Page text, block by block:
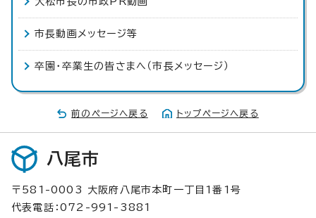
市長動画メッセージ等
卒園・卒業生の皆さまへ（市長メッセージ）
前のページへ戻る トップページへ戻る
八尾市
〒581-0003 大阪府八尾市本町一丁目1番1号
代表電話：072-991-3881